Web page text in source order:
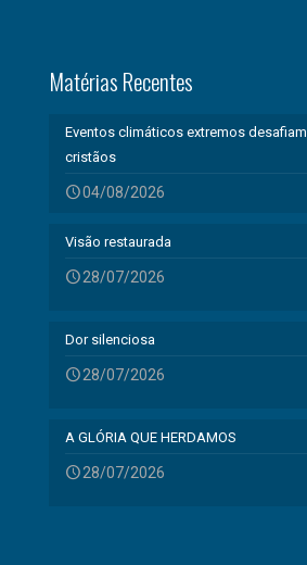
Matérias Recentes
Eventos climáticos extremos desafiam
cristãos
04/08/2026
Visão restaurada
28/07/2026
Dor silenciosa
28/07/2026
A GLÓRIA QUE HERDAMOS
28/07/2026